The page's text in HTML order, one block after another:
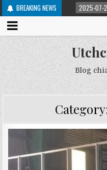
BREAKING NEWS
trị 2025-07-21 Niềng Răng
Blog